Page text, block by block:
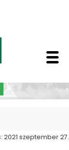
2021 szeptember 27.